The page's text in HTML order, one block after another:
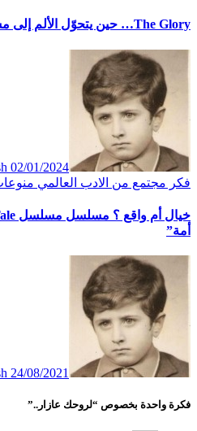
The Glory… حين يتحوّل الألم إلى مشروع انتقام مُحكم
02/01/2024
فكر مجتمع من الادب العالمي
أمة”
24/08/2021
فكرة واحدة بخصوص “لروحك عازار..”